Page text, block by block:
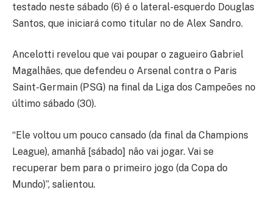
testado neste sábado (6) é o lateral-esquerdo Douglas
Santos, que iniciará como titular no de Alex Sandro.
Ancelotti revelou que vai poupar o zagueiro Gabriel
Magalhães, que defendeu o Arsenal contra o Paris
Saint-Germain (PSG) na final da Liga dos Campeões no
último sábado (30).
“Ele voltou um pouco cansado (da final da Champions
League), amanhã [sábado] não vai jogar. Vai se
recuperar bem para o primeiro jogo (da Copa do
Mundo)”, salientou.